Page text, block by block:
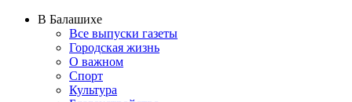
В Балашихе
Все выпуски газеты
Городская жизнь
О важном
Спорт
Культура